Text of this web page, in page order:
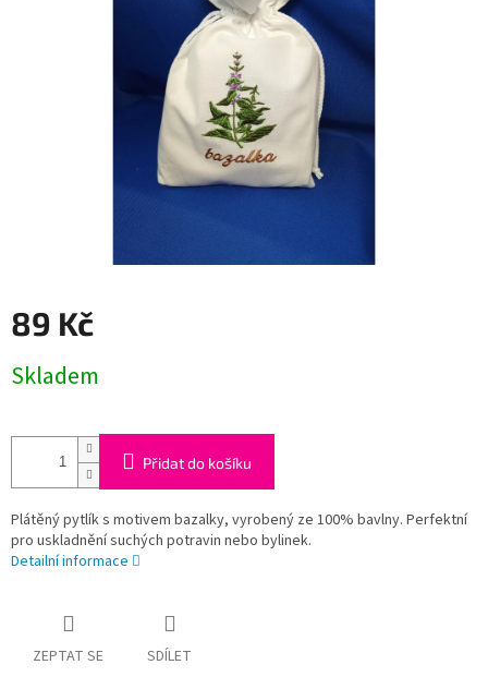
89 Kč
cena:
Skladem
Přidat do košíku
Plátěný pytlík s motivem bazalky, vyrobený ze 100% bavlny. Perfektní
pro uskladnění suchých potravin nebo bylinek.
Detailní informace
ZEPTAT SE SDÍLET